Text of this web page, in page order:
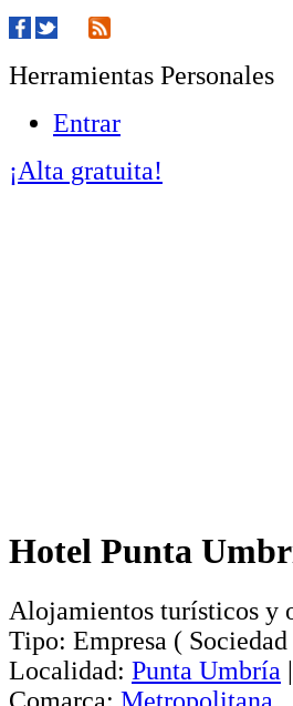
Herramientas Personales
Entrar
¡Alta gratuita!
Hotel Punta
Alojamientos turísticos y
Tipo: Empresa (
Localidad: Punta Umbría |